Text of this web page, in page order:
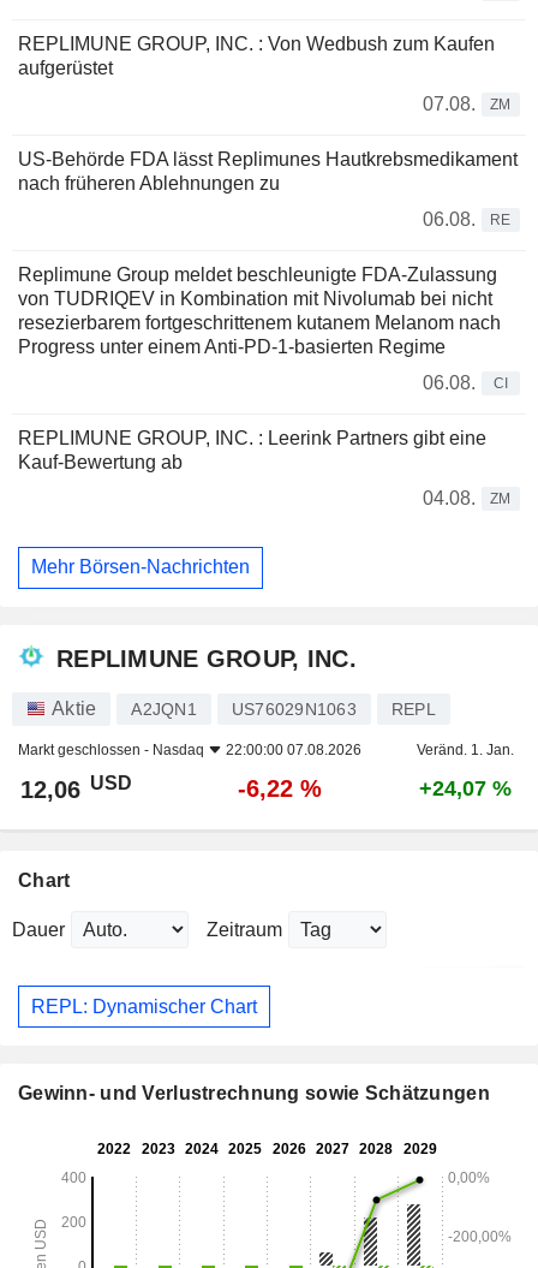
REPLIMUNE GROUP, INC. : Von Wedbush zum Kaufen
aufgerüstet
07.08.
ZM
US-Behörde FDA lässt Replimunes Hautkrebsmedikament
nach früheren Ablehnungen zu
06.08.
RE
Replimune Group meldet beschleunigte FDA-Zulassung
von TUDRIQEV in Kombination mit Nivolumab bei nicht
resezierbarem fortgeschrittenem kutanem Melanom nach
Progress unter einem Anti-PD-1-basierten Regime
06.08.
CI
REPLIMUNE GROUP, INC. : Leerink Partners gibt eine
Kauf-Bewertung ab
04.08.
ZM
Mehr Börsen-Nachrichten
REPLIMUNE GROUP, INC.
Aktie A2JQN1 US76029N1063 REPL
Markt geschlossen - Nasdaq 22:00:00 07.08.2026 Veränd. 1. Jan.
12,06 USD -6,22 % +24,07 %
Chart
Dauer Zeitraum
REPL: Dynamischer Chart
Gewinn- und Verlustrechnung sowie Schätzungen